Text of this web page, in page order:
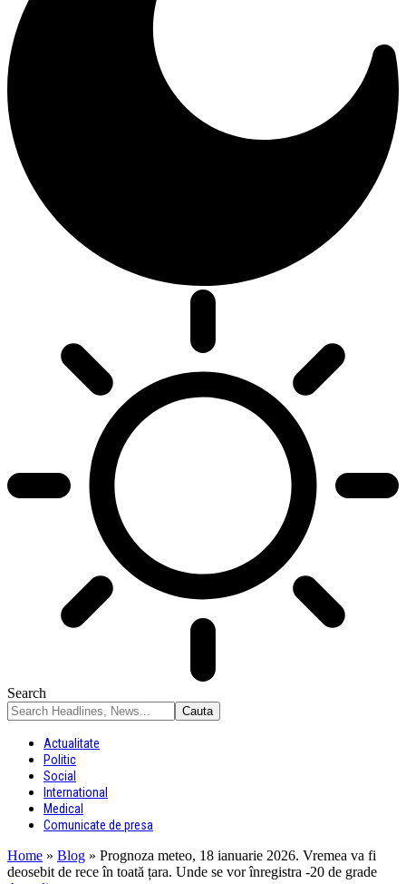
Search
Actualitate
Politic
Social
International
Medical
Comunicate de presa
Home » Blog » Prognoza meteo, 18 ianuarie 2026. Vremea va fi
deosebit de rece în toată țara. Unde se vor înregistra -20 de grade